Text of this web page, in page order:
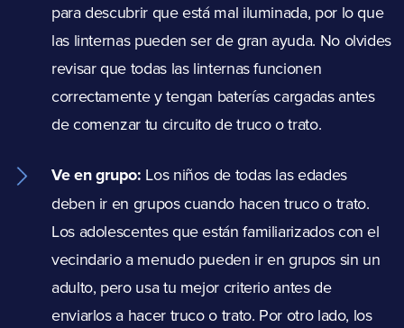
para descubrir que está mal iluminada, por lo que
las linternas pueden ser de gran ayuda. No olvides
revisar que todas las linternas funcionen
correctamente y tengan baterías cargadas antes
de comenzar tu circuito de truco o trato.
Ve en grupo: Los niños de todas las edades
deben ir en grupos cuando hacen truco o trato.
Los adolescentes que están familiarizados con el
vecindario a menudo pueden ir en grupos sin un
adulto, pero usa tu mejor criterio antes de
enviarlos a hacer truco o trato. Por otro lado, los